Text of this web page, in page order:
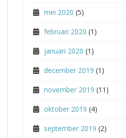
mei 2020 (5)
februari 2020 (1)
januari 2020 (1)
december 2019 (1)
november 2019 (11)
oktober 2019 (4)
september 2019 (2)